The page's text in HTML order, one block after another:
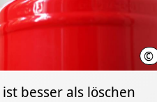
©
besser als löschen